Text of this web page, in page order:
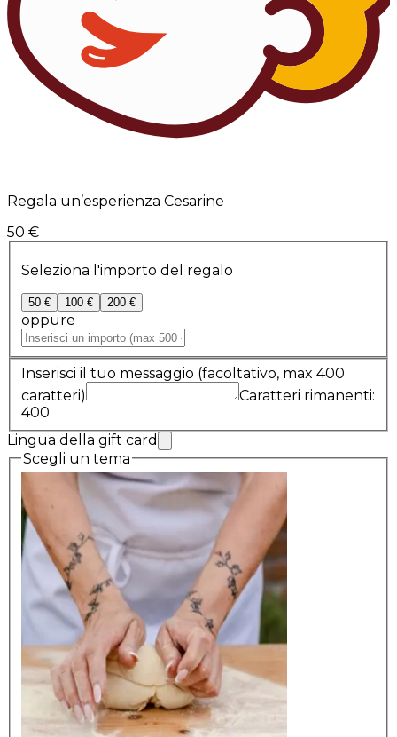
Regala un’esperienza Cesarine
50 €
Seleziona l'importo del regalo
50 € 100 € 200 €
oppure
Inserisci il tuo messaggio (facoltativo, max 400
caratteri)
Caratteri rimanenti:
400
Lingua della gift card
Scegli un tema